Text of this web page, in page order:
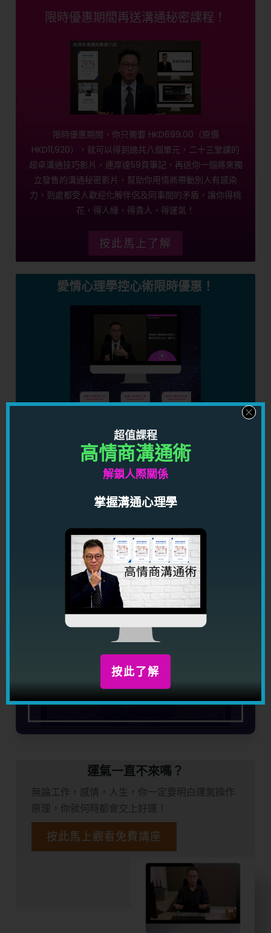
限時優惠期間再送溝通秘密課程！
限時優惠期間，你只需要 HKD699.00（原價
HKD11,920），就可以得到總共八個單元，二十三堂課的
超卓溝通技巧影片，連厚達59頁筆記，再送你一個將來獨
立發售的溝通秘密影片，幫助你用情商帶動別人有感染
力，到處都受人歡迎化解伴侶及同事間的矛盾，讓你得桃
花，得人緣，得貴人，得運氣！
按此馬上了解
愛情心理學控心術限時優惠！
限時優惠期間，你只需要 HKD489.00（原價 4,960），
就可以學習强大的心理學控心術課程，幫助你控制別人想
情！
按此馬上了解
是否想學習超卓溝通技巧？
50 分鐘講座讓你明白溝通技巧大忌，同時教你三招
按此預留位置
運氣一直不來嗎？
無論工作，感情，人生，你一定要明白運氣操作
原理，你就何時都會交上好運！
按此馬上觀看免費講座
超值課程
高情商溝通術
解鎖人際關係
掌握溝通心理學
按此了解